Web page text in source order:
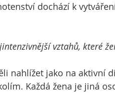
dochází k
z nejintenzivnější vztahů,
nahlížet jako na aktivní
Každá žena je jiná